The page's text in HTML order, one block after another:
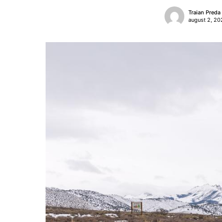
Traian Preda
august 2,